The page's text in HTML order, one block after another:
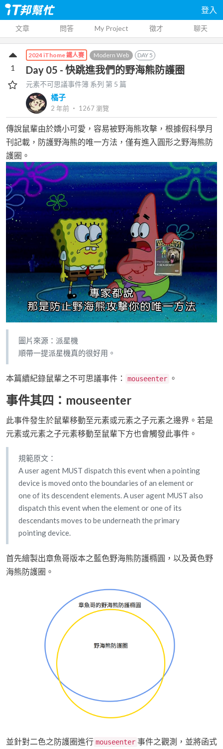
登入
文章 問答 My Project 徵才 聊天
2024 iThome 鐵人賽 Modern Web DAY5
Day 05 - 快跳進我們的野海熊防護圈
元素不可思議事件簿 系列 第 5 篇
橘子
2 年前 ‧ 1267瀏覽
1
傳說鼠輩由於嬌小可愛，容易被野海熊攻擊，根據假科學月
刊記載，防護野海熊的唯一方法，僅有進入圓形之野海熊防
護圈。
圖片來源：派星機
順帶一提派星機真的很好用。
本篇續紀錄鼠輩之不可思議事件： mouseenter 。
事件其四：mouseenter
此事件發生於鼠輩移動至元素或元素之子元素之邊界。若是
元素或元素之子元素移動至鼠輩下方也會觸發此事件。
規範原文：
A user agent MUST dispatch this event when a pointing
device is moved onto the boundaries of an element or
one of its descendent elements. A user agent MUST also
dispatch this event when the element or one of its
descendants moves to be underneath the primary
pointing device.
首先繪製出章魚哥版本之藍色野海熊防護橢圓，以及黃色野
海熊防護圈。
並針對二色之防護圈進行 mouseenter 事件之觀測，並將函式